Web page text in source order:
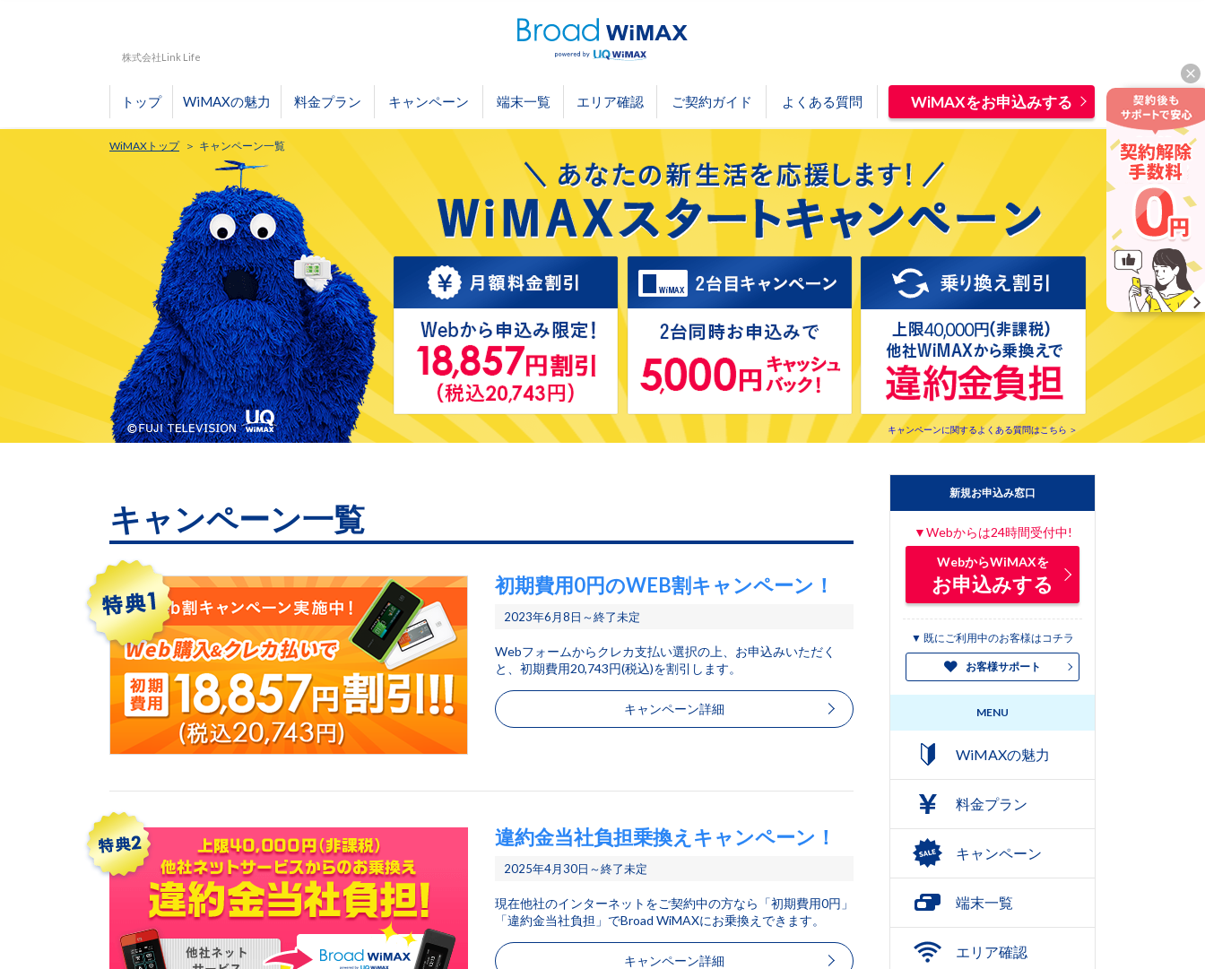
株式会社Link Life
トップ WiMAXの魅力 料金プラン キャンペーン 端末一覧 エリア確認 ご契約ガイド よくある質問 WiMAXをお申込みする
WiMAXトップ キャンペーン一覧
キャンペーンに関するよくある質問はこちら ＞
キャンペーン一覧
初期費用0円のWEB割キャンペーン！
2023年6月8日～終了未定
Webフォームからクレカ支払い選択の上、お申込みいただく
と、初期費用20,743円(税込)を割引します。
キャンペーン詳細
違約金当社負担乗換えキャンペーン！
2025年4月30日～終了未定
現在他社のインターネットをご契約中の方なら「初期費用0円」
「違約金当社負担」でBroad WiMAXにお乗換えできます。
キャンペーン詳細
新規お申込み窓口
▼Webからは24時間受付中!
WebからWiMAXを
お申込みする
▼ 既にご利用中のお客様はコチラ
お客様サポート
MENU
WiMAXの魅力
料金プラン
キャンペーン
端末一覧
エリア確認